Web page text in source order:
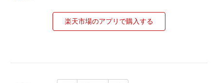
楽天市場のアプリで購入する